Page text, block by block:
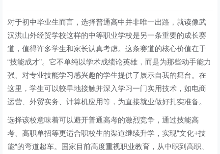
对于初中毕业生而言，选择普通高中并非唯一出路，就读像武
汉洪山外经贸学校这样的中等职业学校是另一条重要的成长赛
道，值得许多学生和家长认真考虑。这条赛道的核心价值在于
“技能成才”。它不单纯以学术成绩论英雄，而是为那些动手能力
强、对专业技能学习感兴趣的学生提供了展示自我的舞台。在
这里，学生可以较早地接触并深入学习一门实用技术，如电商
运营、外贸实务、计算机应用等，为直接就业做好扎实准备。
选择该校意味着可以避开普通高考的激烈竞争，通过技能高
考、高职单招等更适合职校生的渠道继续升学，实现“文化+技
能”的弯道超车。国家目前高度重视职业教育，从中职到高职、